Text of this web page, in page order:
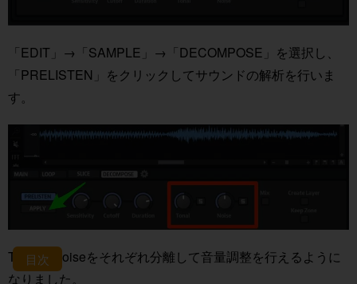
目次
「EDIT」→「SAMPLE」→「DECOMPOSE」を選択し、
「PRELISTEN」をクリックしてサウンドの解析を行いま
す。
TonalとNoiseをそれぞれ分離して音量調整を行えるように
なりました。